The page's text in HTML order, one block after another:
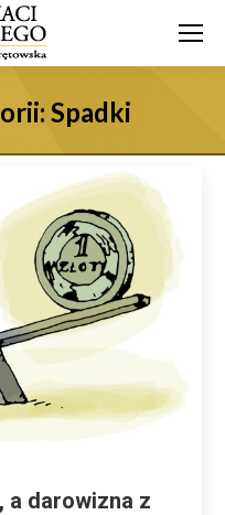
Spadki
a darowizna z